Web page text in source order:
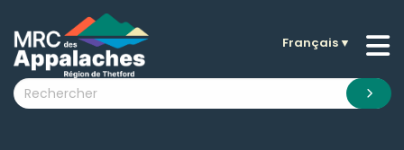
submenu (La MRC )
submenu (Citoyens )
Français▼